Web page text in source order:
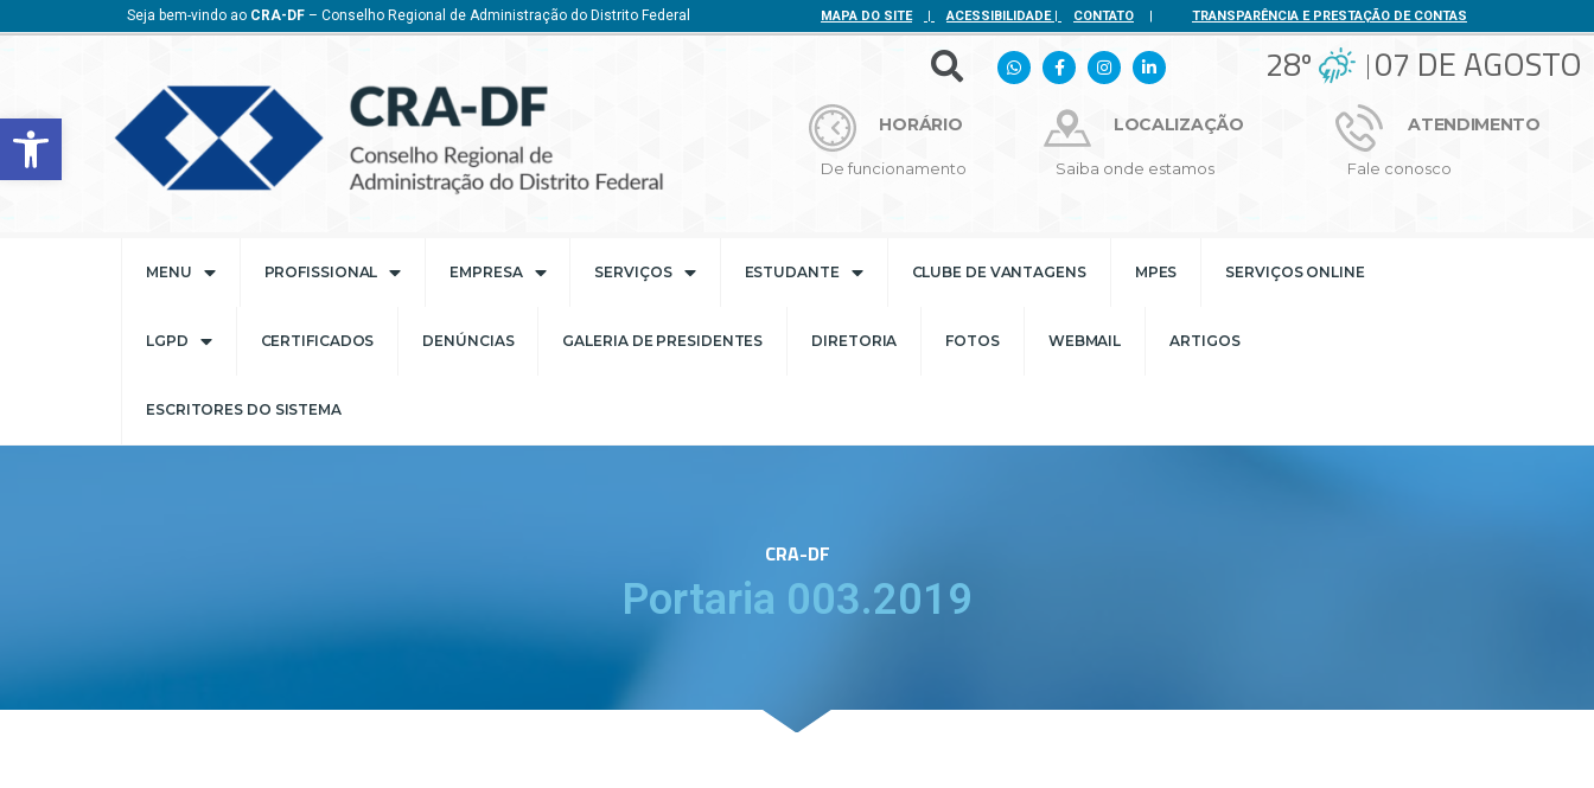
Barra de Ferramentas Aberta
Seja bem-vindo ao CRA-DF – Conselho Regional de Administração do Distrito Federal MAPA DO SITE | ACESSIBILIDADE| CONTATO | TRANSPARÊNCIA E PRESTAÇÃO DE CONTAS
28º 07 DE AGOSTO
HORÁRIO
De funcionamento
LOCALIZAÇÃO
Saiba onde estamos
ATENDIMENTO
Fale conosco
MENU PROFISSIONAL EMPRESA SERVIÇOS ESTUDANTE CLUBE DE VANTAGENS MPES SERVIÇOS ONLINE
LGPD CERTIFICADOS DENÚNCIAS GALERIA DE PRESIDENTES DIRETORIA FOTOS WEBMAIL ARTIGOS
ESCRITORES DO SISTEMA
CRA-DF
Portaria 003.2019